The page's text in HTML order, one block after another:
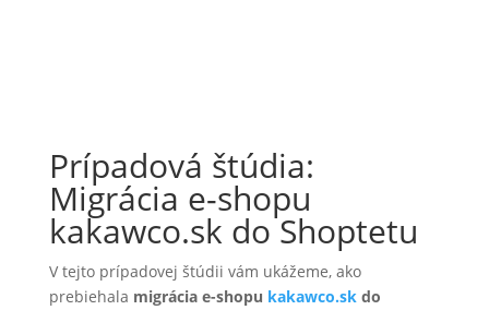
Prípadová štúdia:
Migrácia e-shopu
kakawco.sk do Shoptetu
V tejto prípadovej štúdii vám ukážeme, ako
prebiehala migrácia e-shopu kakawco.skdo